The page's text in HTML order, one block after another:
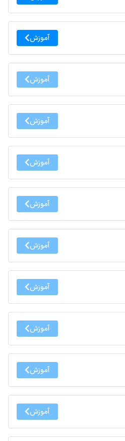
آموزش
آموزش
آموزش
آموزش
آموزش
آموزش
آموزش
آموزش
آموزش
آموزش